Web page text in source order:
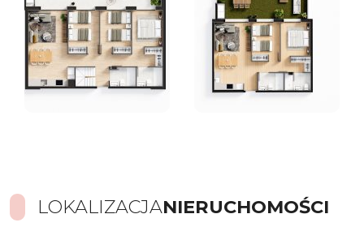
LOKALIZACJANIERUCHOMOŚCI